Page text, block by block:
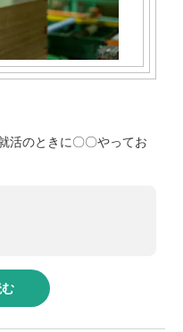
活のときに〇〇やってお